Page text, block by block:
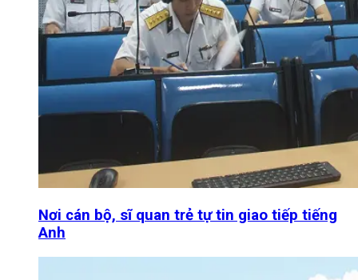
Nơi cán bộ, sĩ quan trẻ tự tin giao tiếp tiếng
Anh